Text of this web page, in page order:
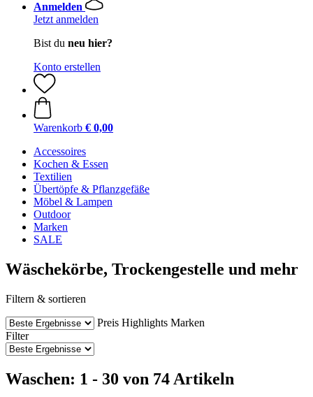
Anmelden
Jetzt anmelden
Bist du neu hier?
Konto erstellen
Warenkorb € 0,00
Accessoires
Kochen & Essen
Textilien
Übertöpfe & Pflanzgefäße
Möbel & Lampen
Outdoor
Marken
SALE
Wäschekörbe, Trockengestelle und mehr
Filtern & sortieren
Preis Highlights Marken
Filter
Waschen: 1 - 30 von 74 Artikeln